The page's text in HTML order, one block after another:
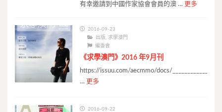
有幸邀請到中國作家協會會員的澳 … 更多
2016-09-23
出版
求學澳門
編委會
《求學澳門》2016 年9月刊
https://issuu.com/aecmmo/docs/
… 更多
2016-09-22